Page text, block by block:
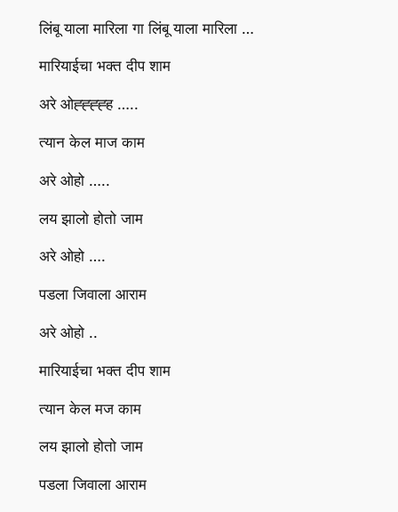
लिंबू याला मारिला गा लिंबू याला मारिला …
मारियाईचा भक्त दीप शाम
अरे ओह्ह्ह्ह्ह …..
त्यान केल माज काम
अरे ओहो …..
लय झालो होतो जाम
अरे ओहो ….
पडला जिवाला आराम
अरे ओहो ..
मारियाईचा भक्त दीप शाम
त्यान केल मज काम
लय झालो होतो जाम
पडला जिवाला आराम